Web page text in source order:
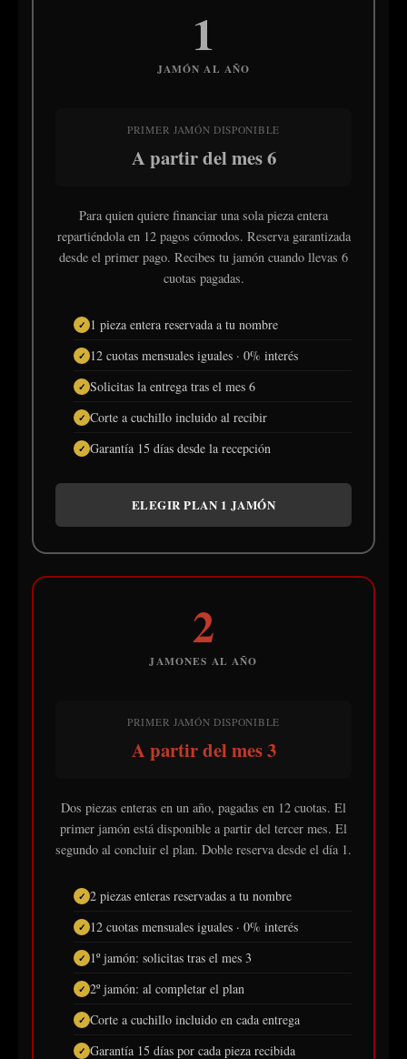
1
JAMÓN AL AÑO
PRIMER JAMÓN DISPONIBLE
A partir del mes 6
Para quien quiere financiar una sola pieza entera
repartiéndola en 12 pagos cómodos. Reserva garantizada
desde el primer pago. Recibes tu jamón cuando llevas 6
cuotas pagadas.
1 pieza entera reservada a tu nombre
12 cuotas mensuales iguales · 0% interés
Solicitas la entrega tras el mes 6
Corte a cuchillo incluido al recibir
Garantía 15 días desde la recepción
ELEGIR PLAN 1 JAMÓN
2
JAMONES AL AÑO
PRIMER JAMÓN DISPONIBLE
A partir del mes 3
Dos piezas enteras en un año, pagadas en 12 cuotas. El
primer jamón está disponible a partir del tercer mes. El
segundo al concluir el plan. Doble reserva desde el día 1.
2 piezas enteras reservadas a tu nombre
12 cuotas mensuales iguales · 0% interés
1º jamón: solicitas tras el mes 3
2º jamón: al completar el plan
Corte a cuchillo incluido en cada entrega
Garantía 15 días por cada pieza recibida